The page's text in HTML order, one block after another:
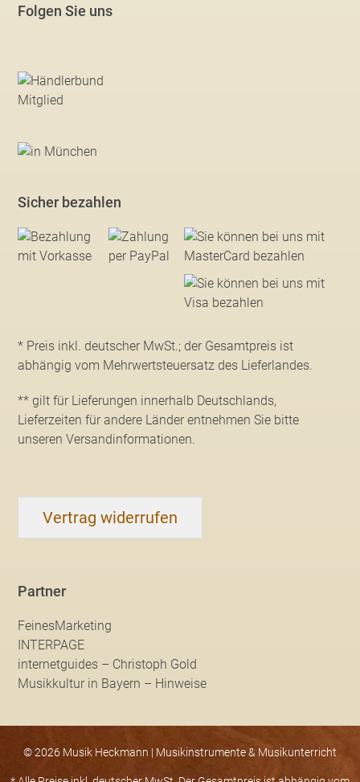
Folgen Sie uns
Sicher bezahlen
* Preis inkl. deutscher MwSt.; der Gesamtpreis ist
abhängig vom Mehrwertsteuersatz des Lieferlandes.
** gilt für Lieferungen innerhalb Deutschlands,
Lieferzeiten für andere Länder entnehmen Sie bitte
unseren Versandinformationen.
Vertrag widerrufen
Partner
FeinesMarketing
INTERPAGE
internetguides – Christoph Gold
Musikkultur in Bayern – Hinweise
© 2026 Musik Heckmann | Musikinstrumente & Musikunterricht